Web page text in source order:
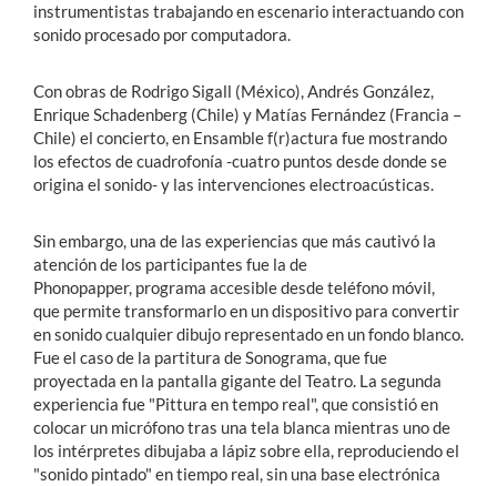
instrumentistas trabajando en escenario interactuando con
sonido procesado por computadora.
Con obras de Rodrigo Sigall (México), Andrés González,
Enrique Schadenberg (Chile) y Matías Fernández (Francia –
Chile) el concierto, en Ensamble f(r)actura fue mostrando
los efectos de cuadrofonía -cuatro puntos desde donde se
origina el sonido- y las intervenciones electroacústicas.
Sin embargo, una de las experiencias que más cautivó la
atención de los participantes fue la de
Phonopapper, programa accesible desde teléfono móvil,
que permite transformarlo en un dispositivo para convertir
en sonido cualquier dibujo representado en un fondo blanco.
Fue el caso de la partitura de Sonograma, que fue
proyectada en la pantalla gigante del Teatro. La segunda
experiencia fue "Pittura en tempo real", que consistió en
colocar un micrófono tras una tela blanca mientras uno de
los intérpretes dibujaba a lápiz sobre ella, reproduciendo el
"sonido pintado" en tiempo real, sin una base electrónica